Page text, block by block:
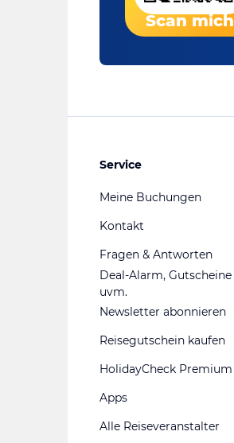
Scan mich
Service
Meine Buchungen
Kontakt
Fragen & Antworten
Deal-Alarm, Gutscheine
uvm.
Newsletter abonnieren
Reisegutschein kaufen
HolidayCheck Premium
Apps
Alle Reiseveranstalter